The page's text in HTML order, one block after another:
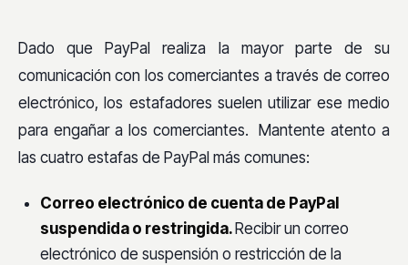
Dado que PayPal realiza la mayor parte de su
comunicación con los comerciantes a través de correo
electrónico, los estafadores suelen utilizar ese medio
para engañar a los comerciantes. Mantente atento a
las cuatro estafas de PayPal más comunes:
Correo electrónico de cuenta de PayPal
suspendida o restringida. Recibir un correo
electrónico de suspensión o restricción de la